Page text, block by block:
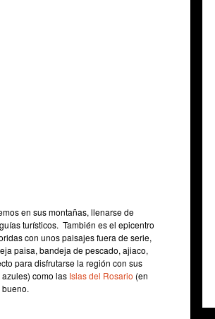
en sus montañas, llenarse de
turísticos. También es el epicentro
con unos paisajes fuera de serie,
paisa, bandeja de pescado, ajiaco,
para disfrutarse la región con sus
como las Islas del Rosario (en